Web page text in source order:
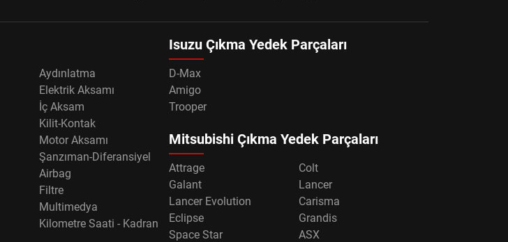
Aydınlatma
Elektrik Aksamı
İç Aksam
Kilit-Kontak
Motor Aksamı
Şanzıman-Diferansiyel
Airbag
Filtre
Multimedya
Kilometre Saati - Kadran
Isuzu Çıkma Yedek Parçaları
D-Max
Amigo
Trooper
Mitsubishi Çıkma Yedek Parçaları
Attrage
Colt
Galant
Lancer
Lancer Evolution
Carisma
Eclipse
Grandis
Space Star
ASX